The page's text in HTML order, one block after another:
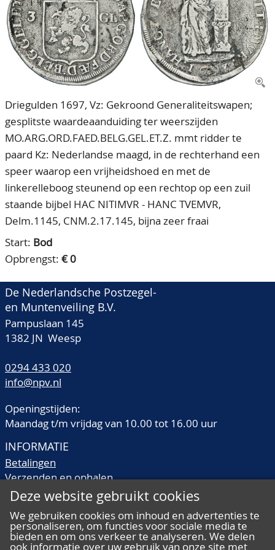
Ons Team
80 jarig bestaan
CONTACT
ACCOUNT
Driegulden 1697, Vz: Gekroond Generaliteitswapen;
gesplitste waardeaanduiding ter weerszijden
MO.ARG.ORD.FAED.BELG.GEL.ET.Z. mmt ridder te
paard Kz: Nederlandse maagd, in de rechterhand een
speer waarop een vrijheidshoed en met de
linkerelleboog steunend op een rechtop op een zuil
staande bijbel HAC NITIMVR - HANC TVEMVR,
Delm.1145, CNM.2.17.145, bijna zeer fraai
Start: Bod
Opbrengst: € 0
De Nederlandsche Postzegel-
en Muntenveiling B.V.
Pampuslaan 145
1382 JN Weesp
0294 433 020
info@npv.nl
Openingstijden:
Maandag t/m vrijdag van 10.00 tot 16.00 uur
INFORMATIE
Betalingen
Verzenden en ophalen
Veilingtermen
Kwaliteitsomschrijvingen
Veelgestelde vragen
Deze website gebruikt cookies
We gebruiken cookies om inhoud en advertenties te
personaliseren, om functies voor sociale media te
bieden en om ons verkeer te analyseren. We delen
ook informatie over uw gebruik van onze site met